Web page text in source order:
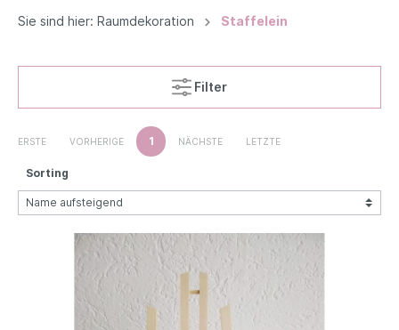
Sie sind hier: Raumdekoration Staffelein
Filter
ERSTE VORHERIGE 1 NÄCHSTE LETZTE
Sorting